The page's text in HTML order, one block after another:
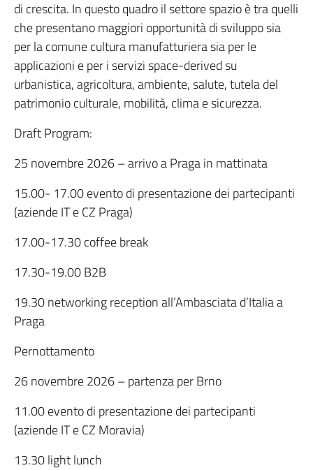
di crescita. In questo quadro il settore spazio è tra quelli
che presentano maggiori opportunità di sviluppo sia
per la comune cultura manufatturiera sia per le
applicazioni e per i servizi space-derived su
urbanistica, agricoltura, ambiente, salute, tutela del
patrimonio culturale, mobilità, clima e sicurezza.
Draft Program:
25 novembre 2026 – arrivo a Praga in mattinata
15.00- 17.00 evento di presentazione dei partecipanti
(aziende IT e CZ Praga)
17.00-17.30 coffee break
17.30-19.00 B2B
19.30 networking reception all’Ambasciata d’Italia a
Praga
Pernottamento
26 novembre 2026 – partenza per Brno
11.00 evento di presentazione dei partecipanti
(aziende IT e CZ Moravia)
13.30 light lunch